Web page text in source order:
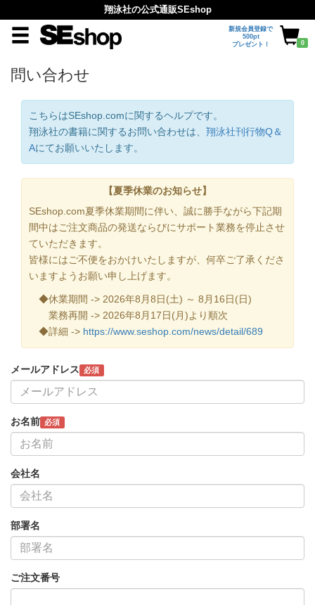
翔泳社の公式通販SEshop
新規会員登録で
500pt
プレゼント！
0
問い合わせ
こちらはSEshop.comに関するヘルプです。
翔泳社の書籍に関するお問い合わせは、 翔泳社刊行物Q＆
Aにてお願いいたします。
【夏季休業のお知らせ】
SEshop.com夏季休業期間に伴い、誠に勝手ながら下記期
間中はご注文商品の発送ならびにサポート業務を停止させ
ていただきます。
皆様にはご不便をおかけいたしますが、何卒ご了承くださ
いますようお願い申し上げます。
◆休業期間 -> 2026年8月8日(土) ～ 8月16日(日)
業務再開 -> 2026年8月17日(月)より順次
◆詳細 -> https://www.seshop.com/news/detail/689
メールアドレス 必須
お名前 必須
会社名
部署名
ご注文番号